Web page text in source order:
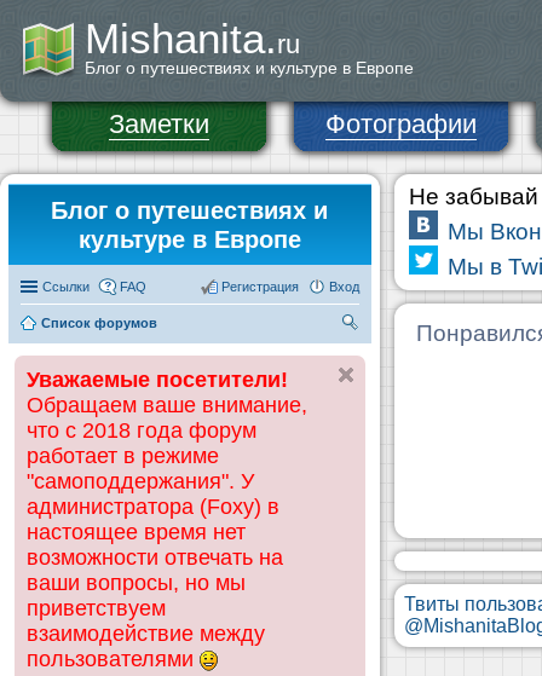
Mishanita.ru
Блог о путешествиях и культуре в Европе
Заметки Фотографии
Блог о путешествиях и
культуре в Европе
Ссылки FAQ Вход
Регистрация
Список форумов
ск
Уважаемые посетители!
Обращаем ваше внимание,
что с 2018 года форум
работает в режиме
"самоподдержания". У
администратора (Foxy) в
настоящее время нет
возможности отвечать на
ваши вопросы, но мы
приветствуем
взаимодействие между
пользователями
Не забывай
Мы
Мы в
Твиты